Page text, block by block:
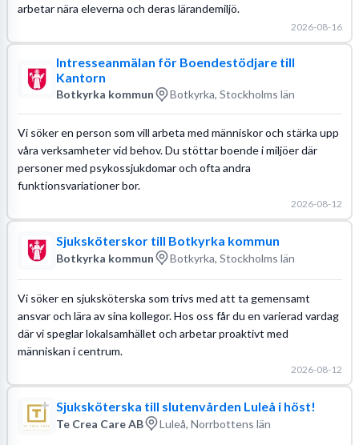
arbetar nära eleverna och deras lärandemiljö.
2026-08-16
Intresseanmälan för Boendestödjare till
Kantorn
Botkyrka kommun Botkyrka, Stockholms län
Vi söker en person som vill arbeta med människor och stärka upp
våra verksamheter vid behov. Du stöttar boende i miljöer där
personer med psykossjukdomar och ofta andra
funktionsvariationer bor.
2026-08-12
Sjuksköterskor till Botkyrka kommun
Botkyrka kommun Botkyrka, Stockholms län
Vi söker en sjuksköterska som trivs med att ta gemensamt
ansvar och lära av sina kollegor. Hos oss får du en varierad vardag
där vi speglar lokalsamhället och arbetar proaktivt med
människan i centrum.
2026-08-12
Sjuksköterska till slutenvården Luleå i höst!
Te Crea Care AB Luleå, Norrbottens län